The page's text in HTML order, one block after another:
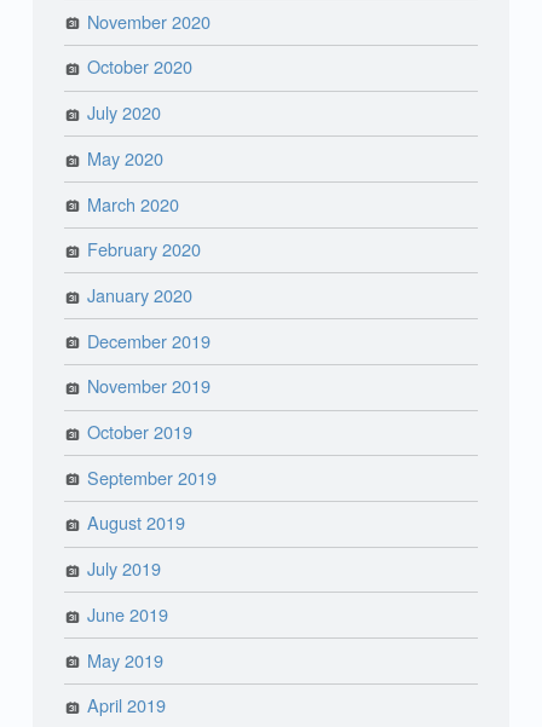
November 2020
October 2020
July 2020
May 2020
March 2020
February 2020
January 2020
December 2019
November 2019
October 2019
September 2019
August 2019
July 2019
June 2019
May 2019
April 2019